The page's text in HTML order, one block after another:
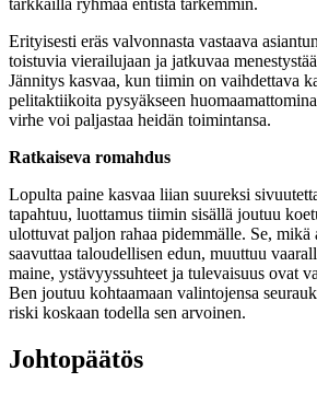
tarkkailla ryhmää entistä tarkemmin.
Erityisesti eräs valvonnasta vastaava
toistuvia vierailujaan ja jatkuvaa
Jännitys kasvaa, kun tiimin on vaihdettava
pelitaktiikoita pysyäkseen
virhe voi paljastaa heidän toimintansa.
Ratkaiseva romahdus
Lopulta paine kasvaa liian suureksi
tapahtuu, luottamus tiimin sisällä joutuu
ulottuvat paljon rahaa pidemmälle. Se,
saavuttaa taloudellisen edun, muuttuu
maine, ystävyyssuhteet ja tulevaisuus ovat
Ben joutuu kohtaamaan valintojensa
riski koskaan todella sen arvoinen.
Johtopäätös